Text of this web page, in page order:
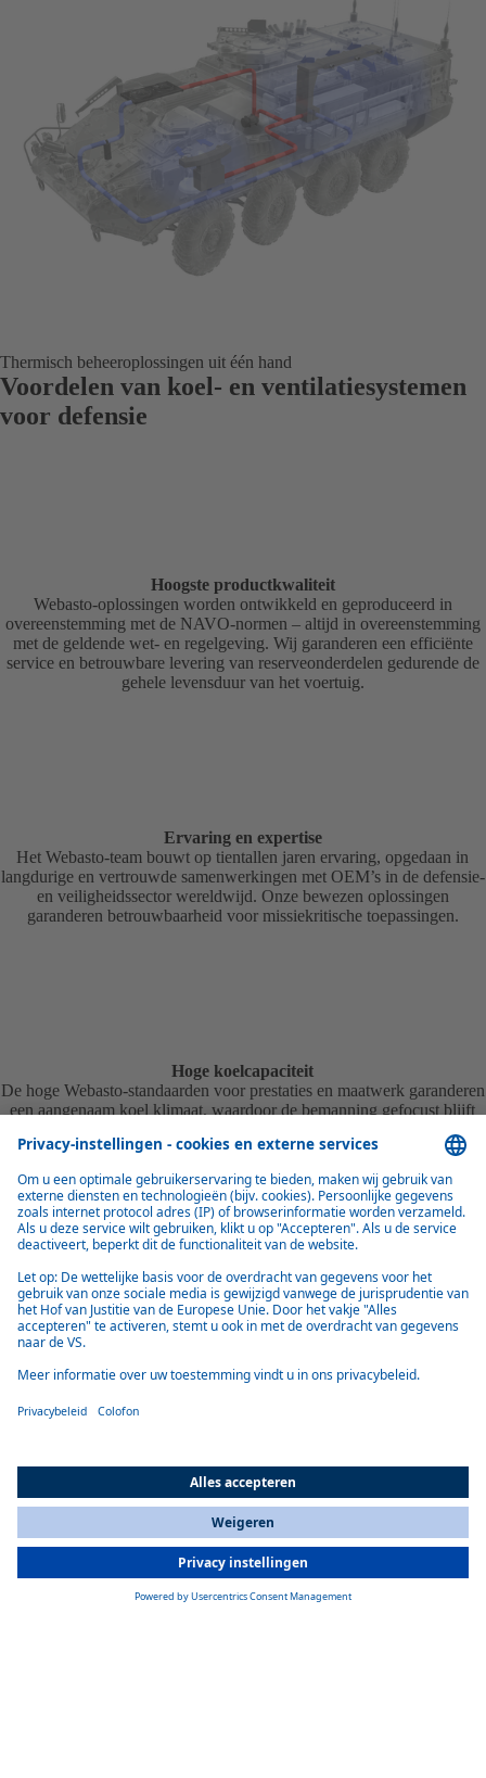
Thermisch beheeroplossingen uit één hand
Voordelen van koel- en ventilatiesystemen
voor defensie
Hoogste productkwaliteit
Webasto-oplossingen worden ontwikkeld en geproduceerd in
overeenstemming met de NAVO-normen – altijd in overeenstemming
met de geldende wet- en regelgeving. Wij garanderen een efficiënte
service en betrouwbare levering van reserveonderdelen gedurende de
gehele levensduur van het voertuig.
Ervaring en expertise
Het Webasto-team bouwt op tientallen jaren ervaring, opgedaan in
langdurige en vertrouwde samenwerkingen met OEM’s in de defensie-
en veiligheidssector wereldwijd. Onze bewezen oplossingen
garanderen betrouwbaarheid voor missiekritische toepassingen.
Hoge koelcapaciteit
De hoge Webasto-standaarden voor prestaties en maatwerk garanderen
een aangenaam koel klimaat, waardoor de bemanning gefocust blijft
omstandigheden.
Productoverzicht van koelunits voor
defensie
You are currently on our website forNetherlands
information, please visit our website forAmerica.
All Countries